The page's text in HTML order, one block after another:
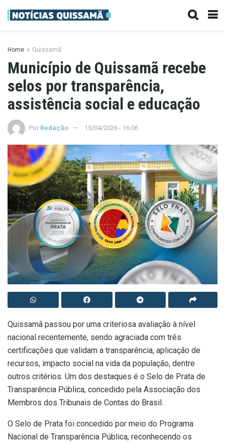
Home Quissamã
Município de Quissamã recebe
selos por transparência,
assistência social e educação
Por Redação 15/04/2026 - 16:06
Quissamã passou por uma criteriosa avaliação à nível
nacional recentemente, sendo agraciada com três
certificações que validam a transparência, aplicação de
recursos, impacto social na vida da população, dentre
outros critérios. Um dos destaques é o Selo de Prata de
Transparência Pública, concedido pela Associação dos
Membros dos Tribunais de Contas do Brasil.
O Selo de Prata foi concedido por meio do Programa
Nacional de Transparência Pública, reconhecendo os